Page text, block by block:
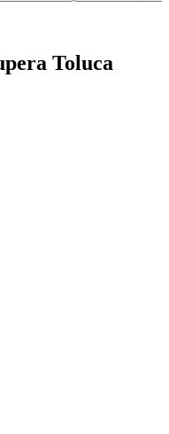
Toluca